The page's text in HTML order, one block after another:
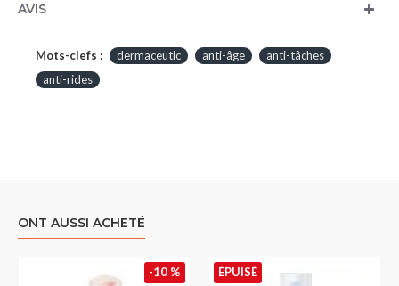
AVIS
Mots-clefs : dermaceutic anti-âge
anti-tâches
anti-rides
ONT AUSSI ACHETÉ
-10 % ÉPUISÉ